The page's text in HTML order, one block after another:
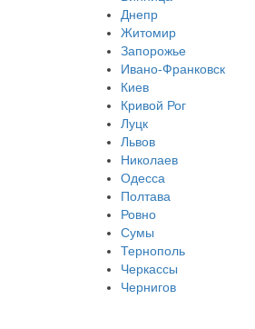
Днепр
Житомир
Запорожье
Ивано-Франковск
Киев
Кривой Рог
Луцк
Львов
Николаев
Одесса
Полтава
Ровно
Сумы
Тернополь
Черкассы
Чернигов